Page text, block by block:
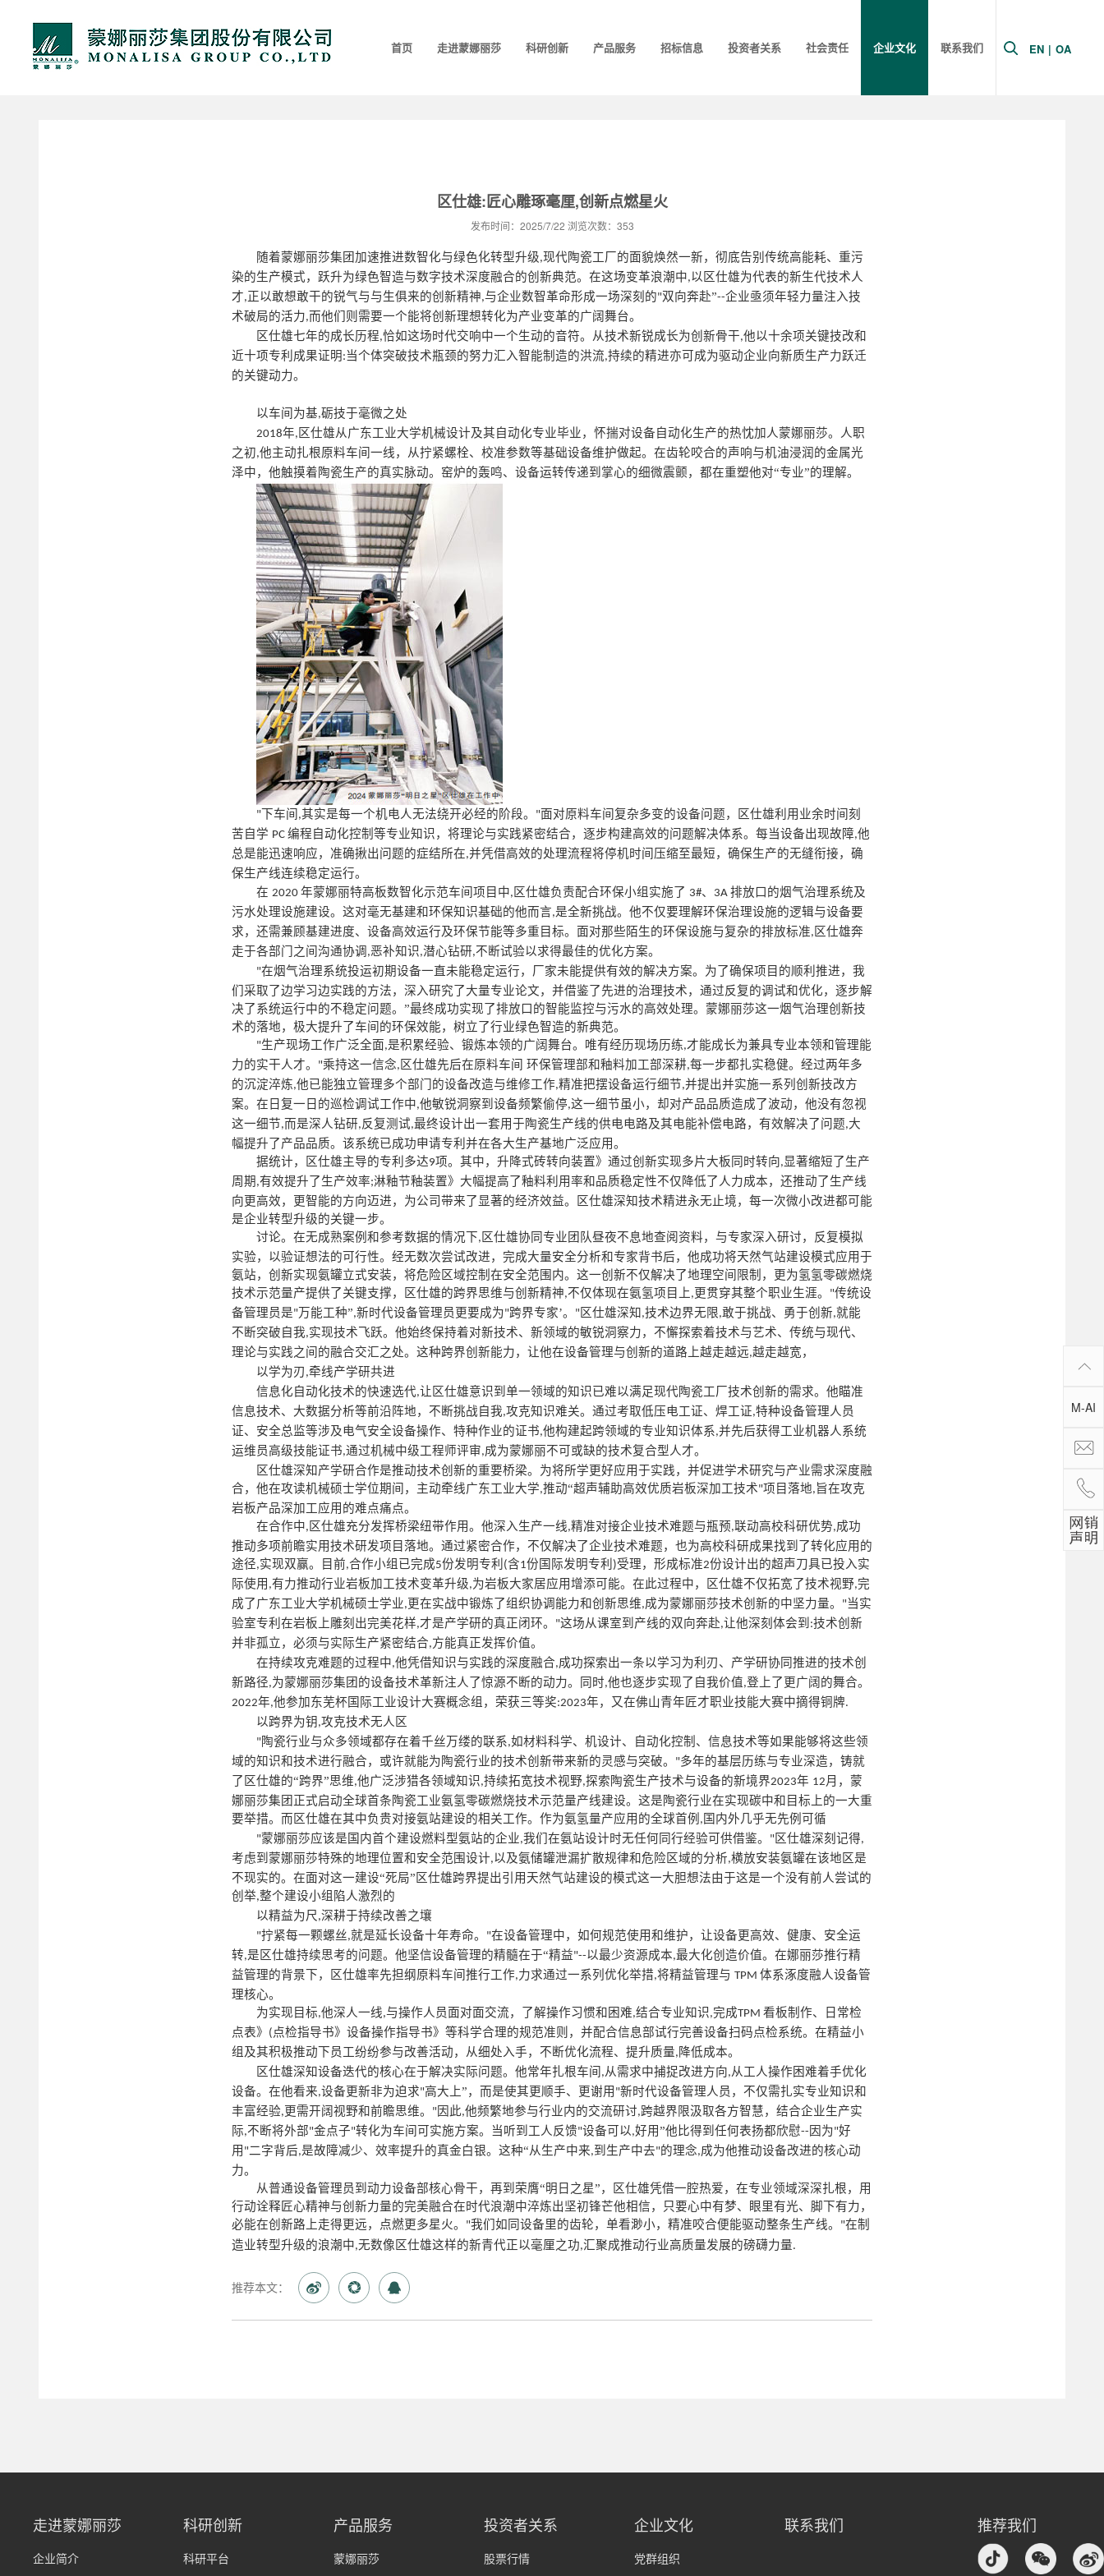
EN | OA
首页 走进蒙娜丽莎 科研创新 产品服务 招标信息 投资者关系 社会责任 企业文化 联系我们
区仕雄:匠心雕琢毫厘,创新点燃星火
发布时间：2025/7/22 浏览次数：353
随着蒙娜丽莎集团加速推进数智化与绿色化转型升级,现代陶瓷工厂的面貌焕然一新，彻底告别传统高能耗、重污
染的生产模式，跃升为绿色智造与数字技术深度融合的创新典范。在这场变革浪潮中,以区仕雄为代表的新生代技术人
才, 正以敢想敢干的锐气与与生俱来的创新精神,与企业数智革命形成一场深刻的"双向奔赴”--企业亟须年轻力量注入技
术破局的活力,而他们则需要一个能将创新理想转化为产业变革的广阔舞台。
区仕雄七年的成长历程,恰如这场时代交响中一个生动的音符。从技术新锐成长为创新骨干,他以十余项关键技改和
近十项专利成果证明 : 当个体突破技术瓶颈的努力汇入智能制造的洪流,持续的精进亦可成为驱动企业向新质生产力跃迁
的关键动力。
以车间为基,砺技于毫微之处
2018年, 区仕雄从广东工业大学机械设计及其自动化专业毕业，怀揣对设备自动化生产的热忱加人蒙娜丽莎。人职
之初,他主动扎根原料车间一线，从拧紧螺栓、校准参数等基础设备维护做起。在齿轮咬合的声响与机油浸润的金属光
泽中，他触摸着陶瓷生产的真实脉动。窑炉的轰鸣、设备运转传递到掌心的细微震颤，都在重塑他对“专业”的理解。
" 下车间 ,其实是每一个机电人无法绕开必经的阶段。 "面对原料车间复杂多变的设备问题，区仕雄利用业余时间刻
苦自学 PC 编程自动化控制等专业知识，将理论与实践紧密结合，逐步构建高效的问题解决体系。每当设备出现故障,他
总是能迅速响应，准确揪出问题的症结所在,并凭借高效的处理流程将停机时间压缩至最短，确保生产的无缝衔接，确
保生产线连续稳定运行。
在 2020 年蒙娜丽特高板数智化示范车间项目中, 区仕雄负责配合环保小组实施了 3#、 3A 排放口的烟气治理系统及
污水处理设施建设。这对毫无基建和环保知识基础的他而言,是全新挑战。他不仅要理解环保治理设施的逻辑与设备要
求，还需兼顾基建进度、设备高效运行及环保节能等多重目标。面对那些陌生的环保设施与复杂的排放标准, 区仕雄奔
走于各部门之间沟通协调 ,恶补知识 ,潜心钻研,不断试验以求得最佳的优化方案。
"在烟气治理系统投运初期设备一直未能稳定运行，厂家未能提供有效的解决方案。为了确保项目的顺利推进，我
们采取了边学习边实践的方法，深入研究了大量专业论文，并借鉴了先进的治理技术，通过反复的调试和优化，逐步解
决了系统运行中的不稳定问题。”最终成功实现了排放口的智能监控与污水的高效处理。蒙娜丽莎这一烟气治理创新技
术的落地，极大提升了车间的环保效能，树立了行业绿色智造的新典范。
"生产现场工作广泛全面,是积累经验、锻炼本领的广阔舞台。唯有经历现场历练,才能成长为兼具专业本领和管理能
力的实干人才。 "乘持这一信念, 区仕雄先后在原料车间 环保管理部和釉料加工部深耕,每一步都扎实稳健。经过两年多
的沉淀淬炼,他已能独立管理多个部门的设备改造与维修工作,精准把摆设备运行细节,并提出并实施一系列创新技改方
案。在日复一日的巡检调试工作中,他敏锐洞察到设备频繁偷停,这一细节虽小，却对产品品质造成了波动，他没有忽视
这一细节,而是深人钻研,反复测试,最终设计出一套用于陶瓷生产线的供电电路及其电能补偿电路，有效解决了问题,大
幅提升了产品品质。该系统已成功申请专利并在各大生产基地广泛应用。
据统计，区仕雄主导的专利多达9项。其中，升降式砖转向装置》通过创新实现多片大板同时转向, 显著缩短了生产
周期 ,有效提升了生产效率;淋釉节釉装置》大幅提高了釉料利用率和品质稳定性不仅降低了人力成本，还推动了生产线
向更高效，更智能的方向迈进，为公司带来了显著的经济效益。区仕雄深知技术精进永无止境，每一次微小改进都可能
是企业转型升级的关键一步。
讨论。在无成熟案例和参考数据的情况下 , 区仕雄协同专业团队昼夜不息地查阅资料，与专家深入研讨，反复模拟
实验，以验证想法的可行性。经无数次尝试改进，完成大量安全分析和专家背书后，他成功将天然气站建设模式应用于
氨站，创新实现氨罐立式安装，将危险区域控制在安全范围内。这一创新不仅解决了地理空间限制，更为氢氢零碳燃烧
技术示范量产提供了关键支撑，区仕雄的跨界思维与创新精神,不仅体现在氨氢项目上 , 更贯穿其整个职业生涯。 "传统设
备管理员是" 万能工种”,新时代设备管理员更要成为"跨界专家’。 " 区仕雄深知 ,技术边界无限,敢于挑战、勇于创新,就能
不断突破自我,实现技术飞跃。他始终保持着对新技术、新领域的敏锐洞察力，不懈探索着技术与艺术、传统与现代、
理论与实践之间的融合交汇之处。这种跨界创新能力，让他在设备管理与创新的道路上越走越远,越走越宽，
以学为刃 ,牵线产学研共进
信息化自动化技术的快速选代,让区仕雄意识到单一领域的知识已难以满足现代陶瓷工厂技术创新的需求。他瞄准
信息技术、大数据分析等前沿阵地，不断挑战自我,攻克知识难关。通过考取低压电工证、焊工证,特种设备管理人员
证、安全总监等涉及电气安全设备操作、特种作业的证书,他构建起跨领域的专业知识体系,并先后获得工业机器人系统
运维员高级技能证书,通过机械中级工程师评审,成为蒙娜丽不可或缺的技术复合型人才。
区仕雄深知产学研合作是推动技术创新的重要桥梁。为将所学更好应用于实践，并促进学术研究与产业需求深度融
合，他在攻读机械硕士学位期间，主动牵线广东工业大学,推动“超声辅助高效优质岩板深加工技术"项目落地, 旨在攻克
岩板产品深加工应用的难点痛点。
在合作中, 区仕雄充分发挥桥梁纽带作用。他深入生产一线,精准对接企业技术难题与瓶预,联动高校科研优势,成功
推动多项前瞻实用技术研发项目落地。通过紧密合作，不仅解决了企业技术难题，也为高校科研成果找到了转化应用的
途径,实现双赢。目前,合作小组已完成5份发明专利 (含1份国际发明专利 )受理，形成标准2份设计出的超声刀具已投入实
际使用 ,有力推动行业岩板加工技术变革升级,为岩板大家居应用增添可能。在此过程中，区仕雄不仅拓宽了技术视野,完
成了广东工业大学机械硕士学业, 更在实战中锻炼了组织协调能力和创新思维,成为蒙娜丽莎技术创新的中坚力量。 " 当实
验室专利在岩板上雕刻出完美花样,才是产学研的真正闭环。 "这场从课室到产线的双向奔赴,让他深刻体会到 :技术创新
并非孤立，必须与实际生产紧密结合,方能真正发挥价值。
在持续攻克难题的过程中,他凭借知识与实践的深度融合,成功探索出一条以学习为利刃、产学研协同推进的技术创
新路径,为蒙娜丽莎集团的设备技术革新注人了惊源不断的动力。同时,他也逐步实现了自我价值,登上了更广阔的舞合。
2022年,他参加东芜杯国际工业设计大赛概念组，荣获三等奖:2023年，又在佛山青年匠才职业技能大赛中摘得铜牌.
以跨界为钥 ,攻克技术无人区
" 陶瓷行业与众多领域都存在着千丝万缕的联系,如材料科学、机设计、自动化控制、信息技术等如果能够将这些领
域的知识和技术进行融合，或许就能为陶瓷行业的技术创新带来新的灵感与突破。 "多年的基层历练与专业深造，铸就
了区仕雄的“跨界”思维,他广泛涉猎各领域知识 ,持续拓宽技术视野,探索陶瓷生产技术与设备的新境界2023年 12 月，蒙
娜丽莎集团正式启动全球首条陶瓷工业氨氢零碳燃烧技术示范量产线建设。这是陶瓷行业在实现碳中和目标上的一大重
要举措。而区仕雄在其中负贵对接氨站建设的相关工作。作为氨氢量产应用的全球首例 , 国内外几乎无先例可循
"蒙娜丽莎应该是国内首个建设燃料型氨站的企业,我们在氨站设计时无任何同行经验可供借鉴。 " 区仕雄深刻记得,
考虑到蒙娜丽莎特殊的地理位置和安全范围设计,以及氨储罐泄漏扩散规律和危险区域的分析,横放安装氨罐在该地区是
不现实的。在面对这一建设“死局”区仕雄跨界提出引用天然气站建设的模式这一大胆想法由于这是一个没有前人尝试的
创举,整个建设小组陷人激烈的
以精益为尺 ,深耕于持续改善之壤
"拧紧每一颗螺丝,就是延长设备十年寿命。 "在设备管理中，如何规范使用和维护，让设备更高效、健康、安全运
转,是区仕雄持续思考的问题。他坚信设备管理的精髓在于“精益"--以最少资源成本,最大化创造价值。在娜丽莎推行精
益管理的背景下，区仕雄率先担纲原料车间推行工作,力求通过一系列优化举措,将精益管理与 TPM 体系涿度融人设备管
理核心。
为实现目标,他深人一线,与操作人员面对面交流，了解操作习惯和困难,结合专业知识 ,完成TPM 看板制作、日常检
点表》 ( 点检指导书》设备操作指导书》等科学合理的规范准则，并配合信息部试行完善设备扫码点检系统。在精益小
组及其积极推动下员工纷纷参与改善活动，从细处入手，不断优化流程、提升质量, 降低成本。
区仕雄深知设备迭代的核心在于解决实际问题。他常年扎根车间 ,从需求中捕捉改进方向,从工人操作困难着手优化
设备。在他看来,设备更新非为迫求"高大上”，而是使其更顺手、更谢用 "新时代设备管理人员，不仅需扎实专业知识和
丰富经验, 更需开阔视野和前瞻思维。 " 因此,他频繁地参与行业内的交流研讨,跨越界限汲取各方智慧，结合企业生产实
际,不断将外部"金点子"转化为车间可实施方案。当听到工人反馈"设备可以 ,好用”他比得到任何表扬都欣慰-- 因为"好
用 " 二字背后,是故障减少、效率提升的真金白银。这种“从生产中来,到生产中去"的理念,成为他推动设备改进的核心动
力。
从普通设备管理员到动力设备部核心骨干，再到荣膺“明日之星”，区仕雄凭借一腔热爱，在专业领域深深扎根，用
行动诠释匠心精神与创新力量的完美融合在时代浪潮中淬炼出坚初锋芒他相信，只要心中有梦、眼里有光、脚下有力，
必能在创新路上走得更远，点燃更多星火。 "我们如同设备里的齿轮，单看渺小，精准咬合便能驱动整条生产线。 "在制
造业转型升级的浪潮中,无数像区仕雄这样的新青代正以毫厘之功,汇聚成推动行业高质量发展的磅礴力量.
推荐本文：
走进蒙娜丽莎
企业简介
科研创新
科研平台
产品服务
蒙娜丽莎
投资者关系
股票行情
企业文化
党群组织
联系我们 推荐我们
M-AI